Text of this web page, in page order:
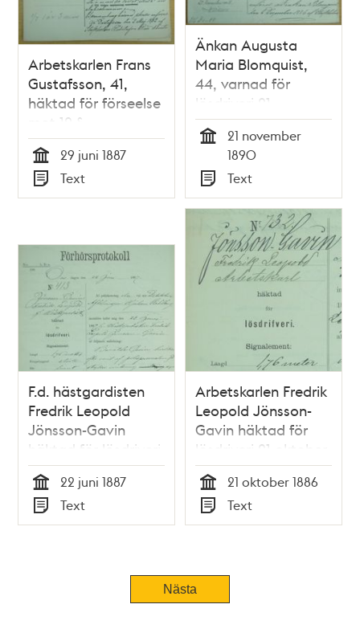
Arbetskarlen Frans
Gustafsson, 41,
häktad för förseelse
mot 12 §
lösdrifvarlagen 29
juni 1887 -
polisförhör
Tid
29 juni 1887
Typ
Text
Änkan Augusta
Maria Blomquist,
44, varnad för
lösdriveri 21
november 1890 -
polisförhör
21 november
1890
Typ
Text
F.d. hästgardisten
Fredrik Leopold
Jönsson-Gavin
häktad för lösdriveri
22 juni 1887 -
polisförhör
Tid
22 juni 1887
Typ
Text
Arbetskarlen Fredrik
Leopold Jönsson-
Gavin häktad för
lösdriveri 21 oktober
1886 - polisförhör
Tid
21 oktober 1886
Typ
Text
TidigareNästa